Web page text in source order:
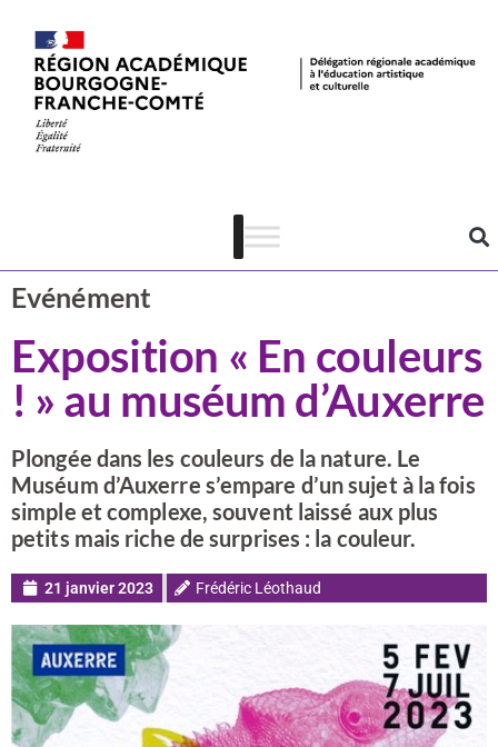
Evénément
Exposition « En couleurs
! » au muséum d’Auxerre
Plongée dans les couleurs de la nature. Le
Muséum d’Auxerre s’empare d’un sujet à la fois
simple et complexe, souvent laissé aux plus
petits mais riche de surprises : la couleur.
21 janvier 2023 Frédéric Léothaud